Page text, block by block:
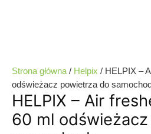
Strona główna/ Helpix / HELPIX –
odświeżacz powietrza do
HELPIX – Air
60 ml